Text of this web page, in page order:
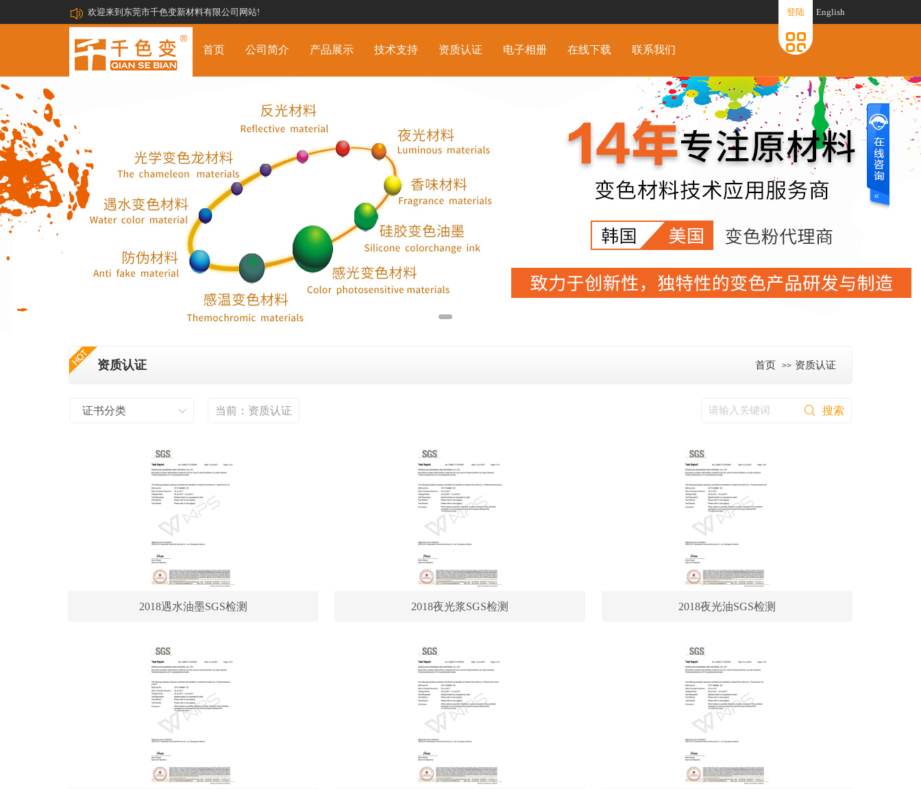
欢迎来到东莞市千色变新材料有限公司网站! English
登陆
首页 公司简介 产品展示 技术支持 资质认证 电子相册 在线下载 联系我们
资质认证 首页 >> 资质认证
证书分类 当前： 资质认证
2018遇水油墨SGS检测 2018夜光浆SGS检测 2018夜光油SGS检测